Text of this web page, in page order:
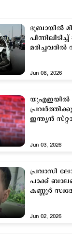
ദുബായില്‍
Jun 08, 2026
യുഎഇയില്‍
ഇന്ത്യന്‍
Jun 03, 2026
പ്രവാസി
പാക്ക്
കണ്ണൂര്‍
Jun 02, 2026